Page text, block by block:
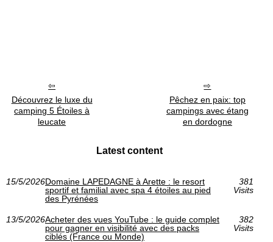
Découvrez le luxe du
camping 5 Étoiles à
leucate
Pêchez en paix: top
campings avec étang
en dordogne
Latest content
15/5/2026Domaine LAPEDAGNE à Arette : le resort
sportif et familial avec spa 4 étoiles au pied
des Pyrénées
381
Visits
13/5/2026Acheter des vues YouTube : le guide complet
pour gagner en visibilité avec des packs
ciblés (France ou Monde)
382
Visits